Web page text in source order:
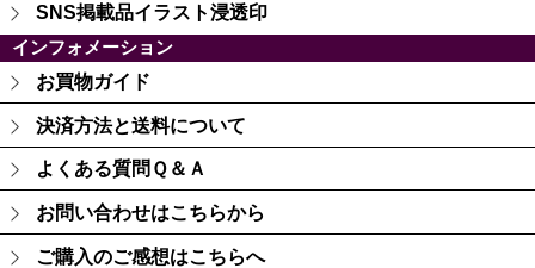
SNS掲載品イラスト浸透印
インフォメーション
お買物ガイド
決済方法と送料について
よくある質問Ｑ＆Ａ
お問い合わせはこちらから
ご購入のご感想はこちらへ